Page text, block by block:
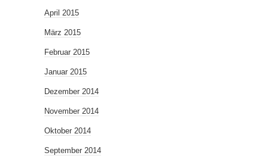
April 2015
März 2015
Februar 2015
Januar 2015
Dezember 2014
November 2014
Oktober 2014
September 2014